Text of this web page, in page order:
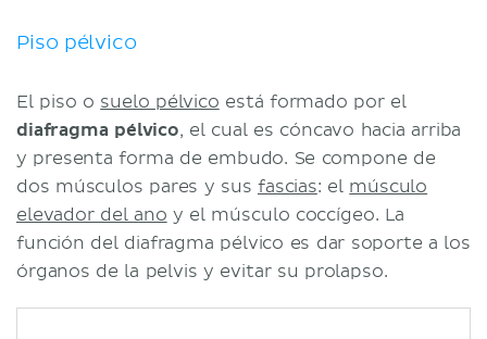
Piso pélvico
El piso o suelo pélvico está formado por el
diafragma pélvico, el cual es cóncavo hacia arriba
y presenta forma de embudo. Se compone de
dos músculos pares y sus fascias: el músculo
elevador del ano y el músculo coccígeo. La
función del diafragma pélvico es dar soporte a los
órganos de la pelvis y evitar su prolapso.